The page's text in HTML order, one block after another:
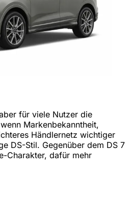
für viele Nutzer die
Markenbekanntheit,
Händlernetz wichtiger
DS-Stil. Gegenüber dem DS 7
Charakter, dafür mehr